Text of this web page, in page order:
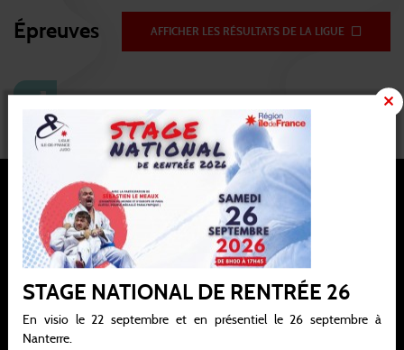
Épreuves AFFICHER LES RÉSULTATS DE LA LIGUE
Ligue Ile-de-France de judo, jujitsu, kendo et disciplines associées
Siège social : 21 / 25 avenue de la Porte de Châtillon 75014 PARIS
STAGE NATIONAL DE RENTRÉE 26
En visio le 22 septembre et en présentiel le 26 septembre à
Nanterre.